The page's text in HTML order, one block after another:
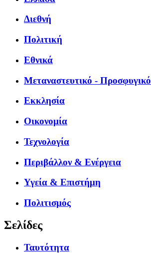
Διεθνή
Πολιτική
Εθνικά
Μεταναστευτικό - Προσφυγικό
Εκκλησία
Οικονομία
Τεχνολογία
Περιβάλλον & Ενέργεια
Υγεία & Επιστήμη
Πολιτισμός
Σελίδες
Ταυτότητα